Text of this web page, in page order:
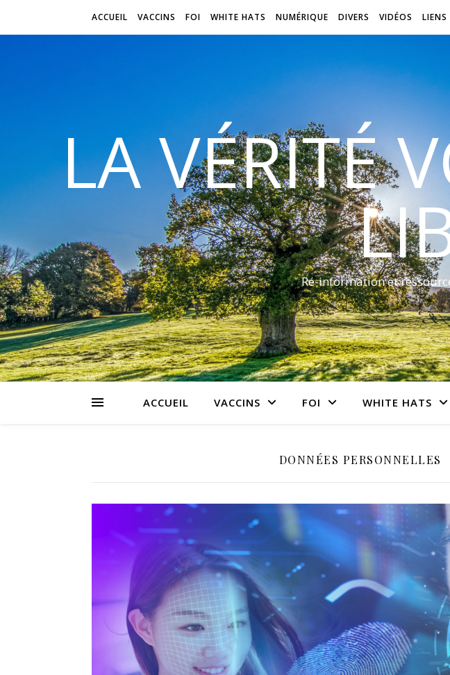
ACCUEIL VACCINS FOI WHITE HATS NUMÉRIQUE DIVERS VIDÉOS LIENS
LA VÉRITÉ
Ré-information et
ACCUEIL VACCINS FOI WHITE HATS
DONNÉES PERSONNELLES